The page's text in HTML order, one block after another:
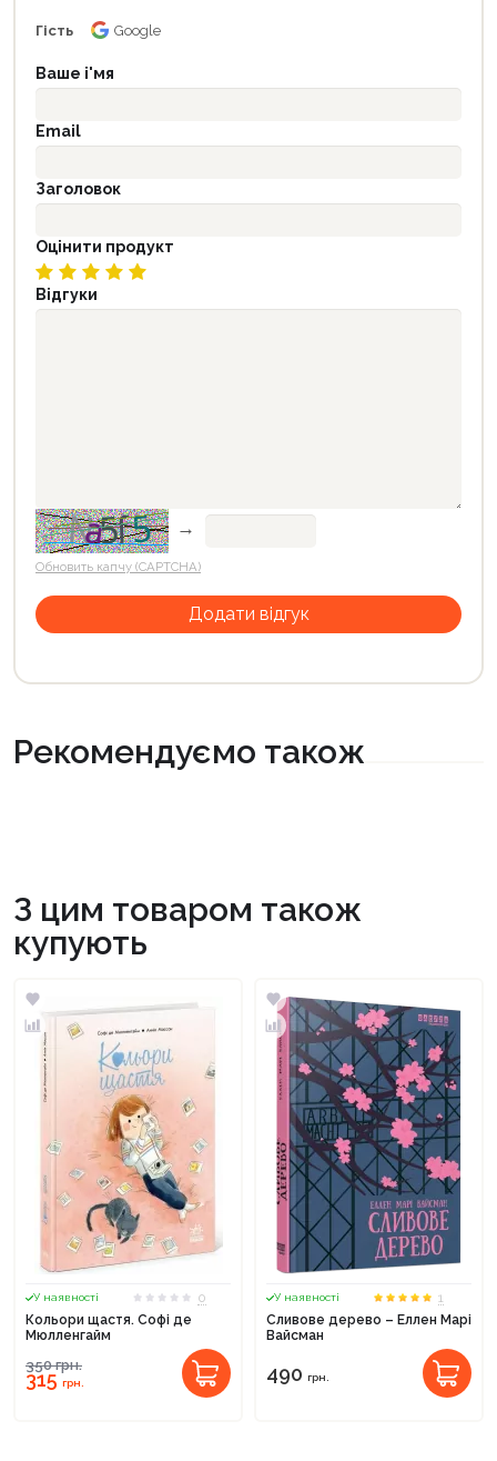
Гість Google
Ваше і'мя
Email
Заголовок
Оцінити продукт
Відгуки
→
Обновить капчу (CAPTCHA)
Рекомендуємо також
З цим товаром також
купують
У наявності
0
Кольори щастя. Софі де
Мюлленгайм
350грн.
315грн.
У наявності
1
Сливове дерево – Еллен Марі
Вайсман
490 грн.